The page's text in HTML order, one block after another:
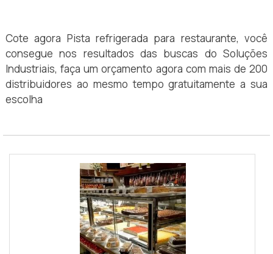
Cote agora Pista refrigerada para restaurante, você
consegue nos resultados das buscas do Soluções
Industriais, faça um orçamento agora com mais de 200
distribuidores ao mesmo tempo gratuitamente a sua
escolha